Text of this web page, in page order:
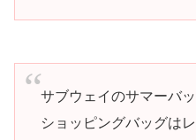
サブウェイのサマーバ
ショッピングバッグは